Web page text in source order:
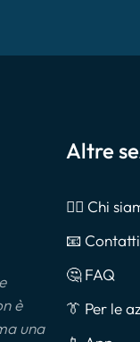
è
una
Altre
🙎‍♂️ Chi
📧 Contatti
🤔 FAQ
👔 Per le